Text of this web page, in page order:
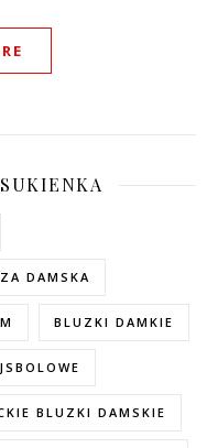
DAMSKA
BLUZKI DAMKIE
BLUZKI DAMSKIE